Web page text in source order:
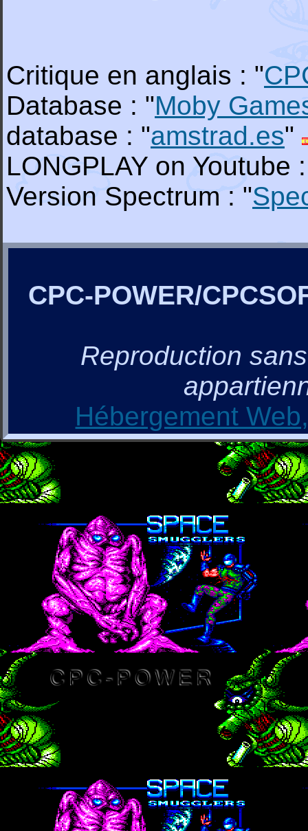
Critique en anglais : "
Database : "Moby
database : "amstrad.es"
LONGPLAY on Youtube
Version Spectrum : "
CPC-POWER/
Reproduction
Hébergement